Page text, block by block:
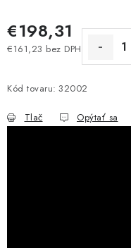
€198,31
€161,23 bez DPH
Kód tovaru: 32002
Tlač Opýtať sa